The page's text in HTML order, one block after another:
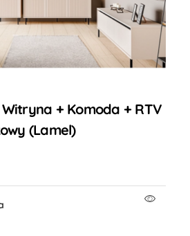
+ Komoda + RTV
(lamel)